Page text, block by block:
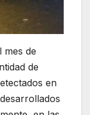
mes de
de
en